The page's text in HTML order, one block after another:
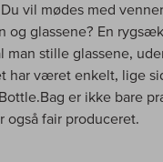
vil mødes med
og glassene? En
man stille glassene,
har været enkelt, lige
er ikke bare
også fair produceret.